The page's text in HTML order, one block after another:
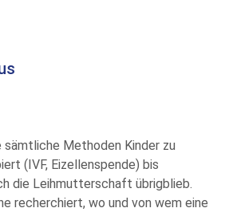
sämtliche Methoden Kinder zu
(IVF, Eizellenspende) bis
die Leihmutterschaft übrigblieb.
recherchiert, wo und von wem eine